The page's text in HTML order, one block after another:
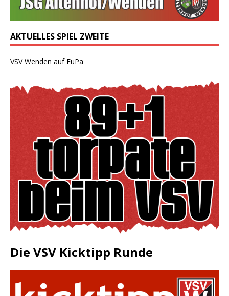
AKTUELLES SPIEL ZWEITE
VSV Wenden auf FuPa
Die VSV Kicktipp Runde